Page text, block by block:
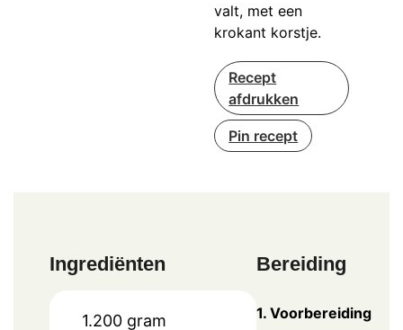
valt, met een
krokant korstje.
Recept
afdrukken
Pin recept
Ingrediënten
1.200 gram
Bereiding
1. Voorbereiding